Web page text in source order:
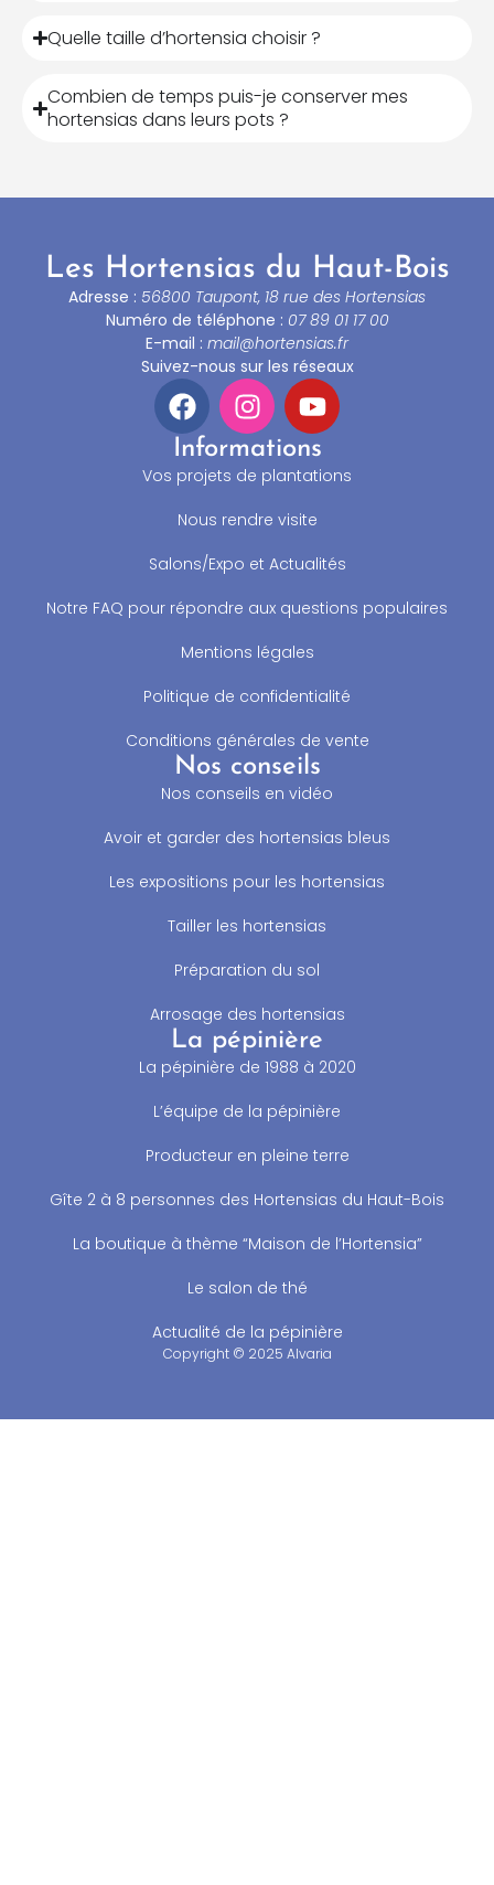
Quelle taille d’hortensia choisir ?
Combien de temps puis-je conserver mes
hortensias dans leurs pots ?
Les Hortensias du Haut-Bois
Adresse : 56800 Taupont, 18 rue des Hortensias
Numéro de téléphone : 07 89 01 17 00
E-mail : mail@hortensias.fr
Suivez-nous sur les réseaux
Informations
Vos projets de plantations
Nous rendre visite
Salons/Expo et Actualités
Notre FAQ pour répondre aux questions populaires
Mentions légales
Politique de confidentialité
Conditions générales de vente
Nos conseils
Nos conseils en vidéo
Avoir et garder des hortensias bleus
Les expositions pour les hortensias
Tailler les hortensias
Préparation du sol
Arrosage des hortensias
La pépinière
La pépinière de 1988 à 2020
L’équipe de la pépinière
Producteur en pleine terre
Gîte 2 à 8 personnes des Hortensias du Haut-Bois
La boutique à thème “Maison de l’Hortensia”
Le salon de thé
Actualité de la pépinière
Copyright © 2025 Alvaria